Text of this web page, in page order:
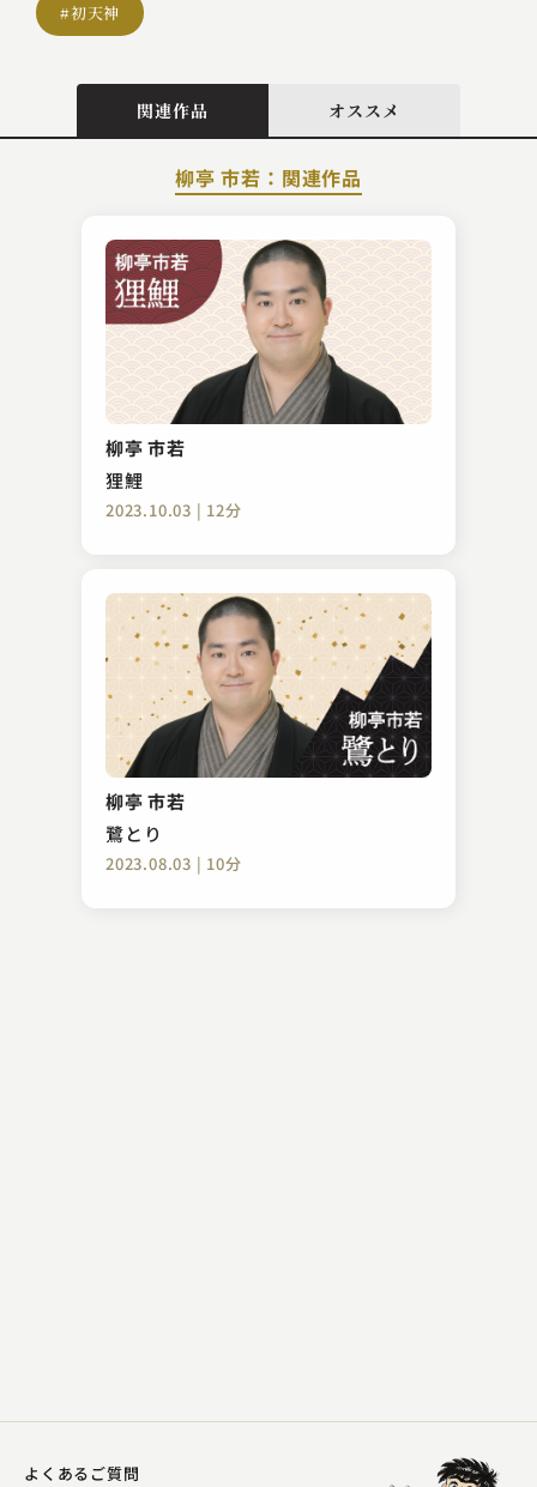
#初天神
関連作品 オススメ
柳亭 市若：関連作品
柳亭 市若
狸鯉
2023.10.03 | 12分
柳亭 市若
鷺とり
2023.08.03 | 10分
桂 枝太郎
タイムカプセル
2024.09.29 | 14分
三遊亭 歌司
短命
2023.04.06 | 12分
よくあるご質問